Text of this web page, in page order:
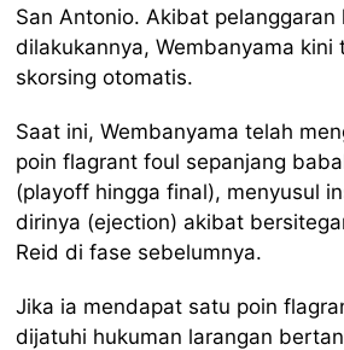
San Antonio. Akibat pelanggaran
dilakukannya, Wembanyama kini
skorsing otomatis.
Saat ini, Wembanyama telah
poin flagrant foul sepanjang
(playoff hingga final), menyusul
dirinya (ejection) akibat
Reid di fase sebelumnya.
Jika ia mendapat satu poin
dijatuhi hukuman larangan